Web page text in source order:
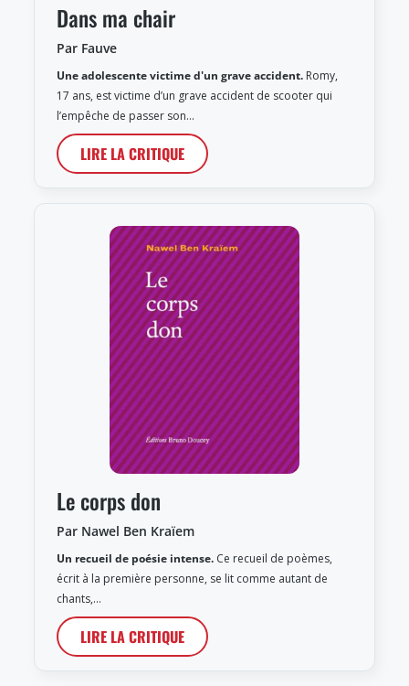
Dans ma chair
Par Fauve
Une adolescente victime d'un grave accident. Romy,
17 ans, est victime d’un grave accident de scooter qui
l’empêche de passer son…
LIRE LA CRITIQUE
Le corps don
Par Nawel Ben Kraïem
Un recueil de poésie intense. Ce recueil de poèmes,
écrit à la première personne, se lit comme autant de
chants,…
LIRE LA CRITIQUE